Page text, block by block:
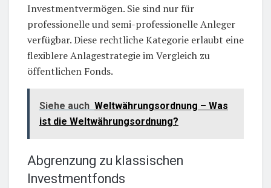
Investmentvermögen. Sie sind nur für
professionelle und semi-professionelle Anleger
verfügbar. Diese rechtliche Kategorie erlaubt eine
flexiblere Anlagestrategie im Vergleich zu
öffentlichen Fonds.
Siehe auch Weltwährungsordnung – Was
ist die Weltwährungsordnung?
Abgrenzung zu klassischen
Investmentfonds